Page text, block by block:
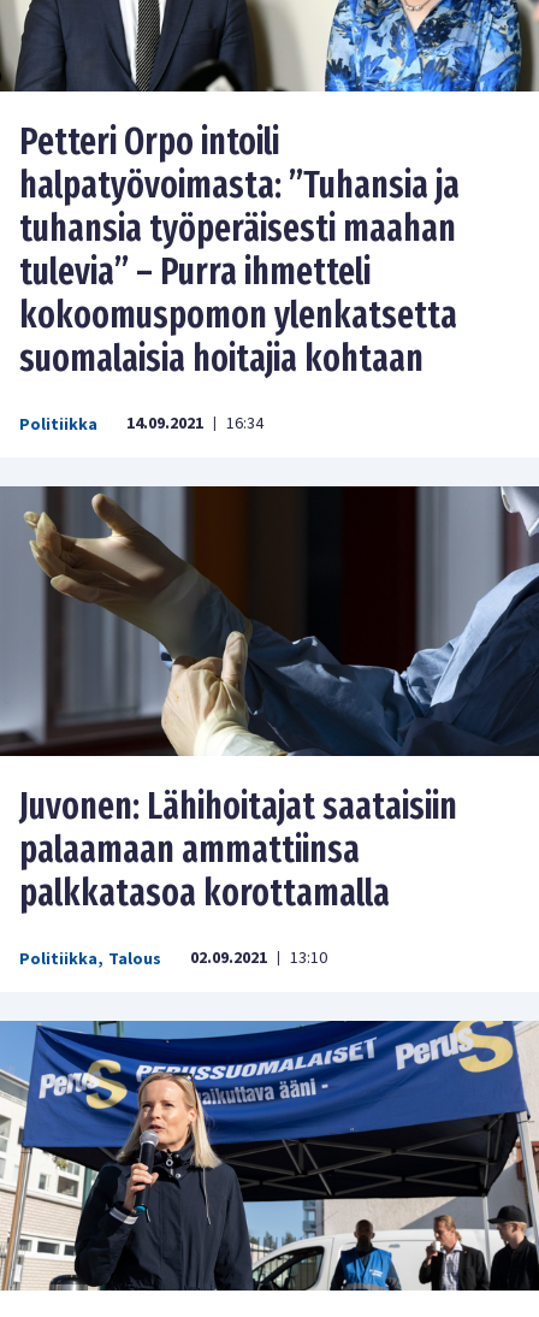
Petteri Orpo intoili
halpatyövoimasta: ”Tuhansia ja
tuhansia työperäisesti maahan
tulevia” – Purra ihmetteli
kokoomuspomon ylenkatsetta
suomalaisia hoitajia kohtaan
Politiikka 14.09.2021 | 16:34
Juvonen: Lähihoitajat saataisiin
palaamaan ammattiinsa
palkkatasoa korottamalla
Politiikka, Talous 02.09.2021 | 13:10